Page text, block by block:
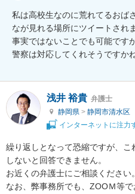
私は高校生なのに荒れてるおば
なが見れる場所にツイートされ
事実ではないことでも可能です
警察は対応してくれそうですか
浅井 裕貴 弁護士
静岡県 > 静岡市清水区
インターネットに注力
繰り返しとなって恐縮ですが、
しないと回答できません。
お近くの弁護士にご相談ください。
なお、弊事務所でも、ZOOＭ等で